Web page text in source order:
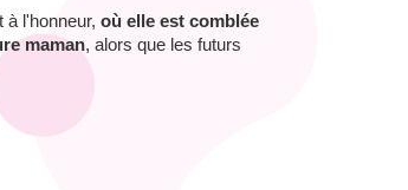
l'honneur, où elle est comblée
maman, alors que les futurs